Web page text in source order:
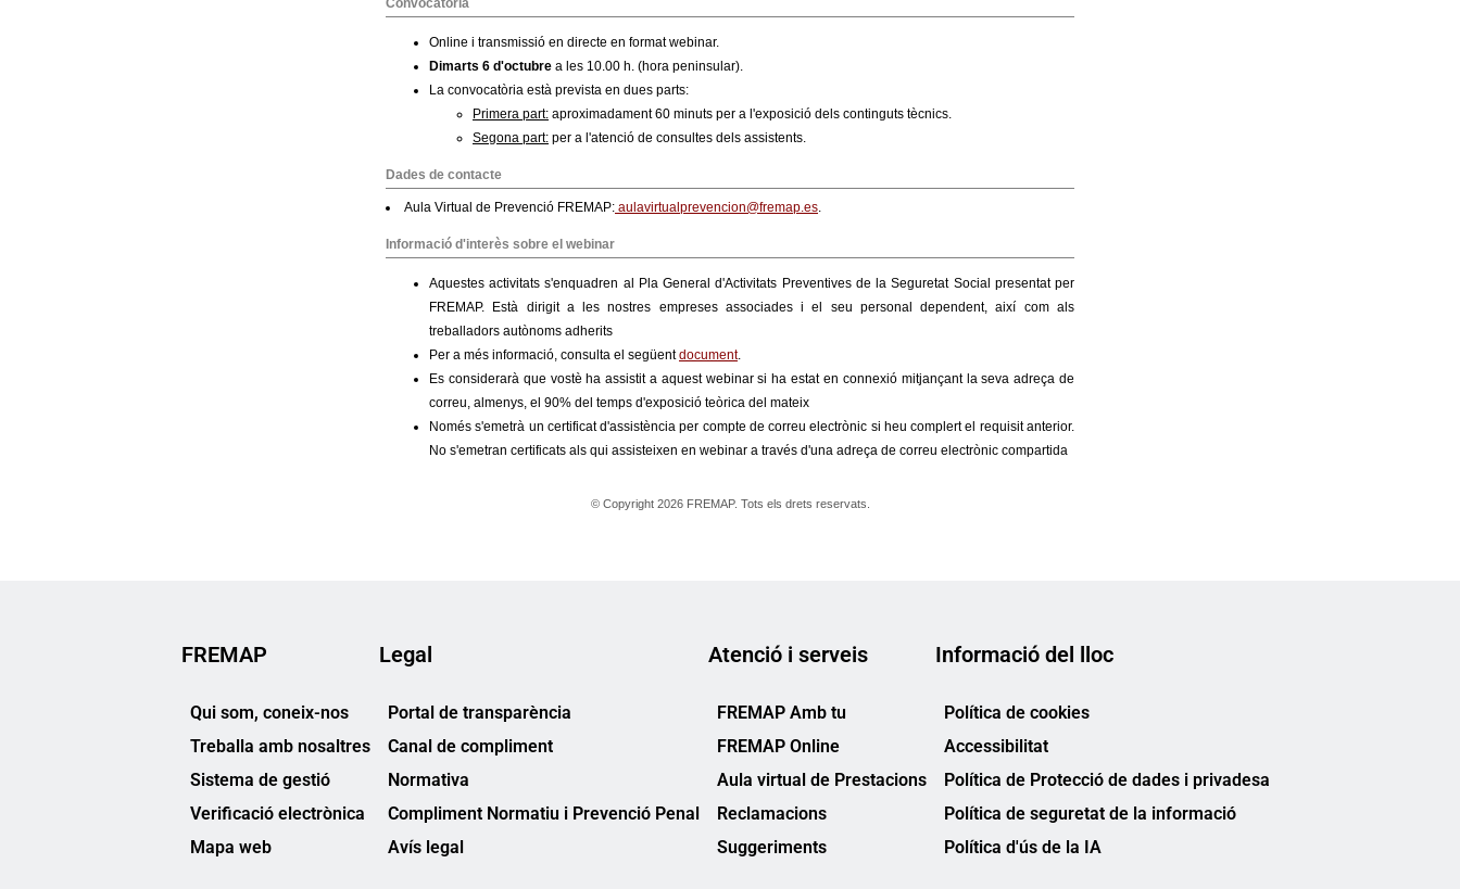
FREMAP
Qui som, coneix-nos
Treballa amb nosaltres
Sistema de gestió
Verificació electrònica
Mapa web
Legal
Portal de transparència
Canal de compliment
Normativa
Compliment Normatiu i Prevenció Penal
Avís legal
Atenció i serveis
FREMAP Amb tu
FREMAP Online
Aula virtual de Prestacions
Reclamacions
Suggeriments
Informació del lloc
Política de cookies
Accessibilitat
Política de Protecció de dades i privadesa
Política de seguretat de la informació
Política d'ús de la IA